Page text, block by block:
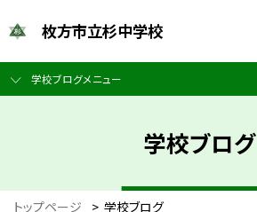
枚方市立杉中学校
学校ブログメニュー
学校ブログ
トップページ > 学校ブログ